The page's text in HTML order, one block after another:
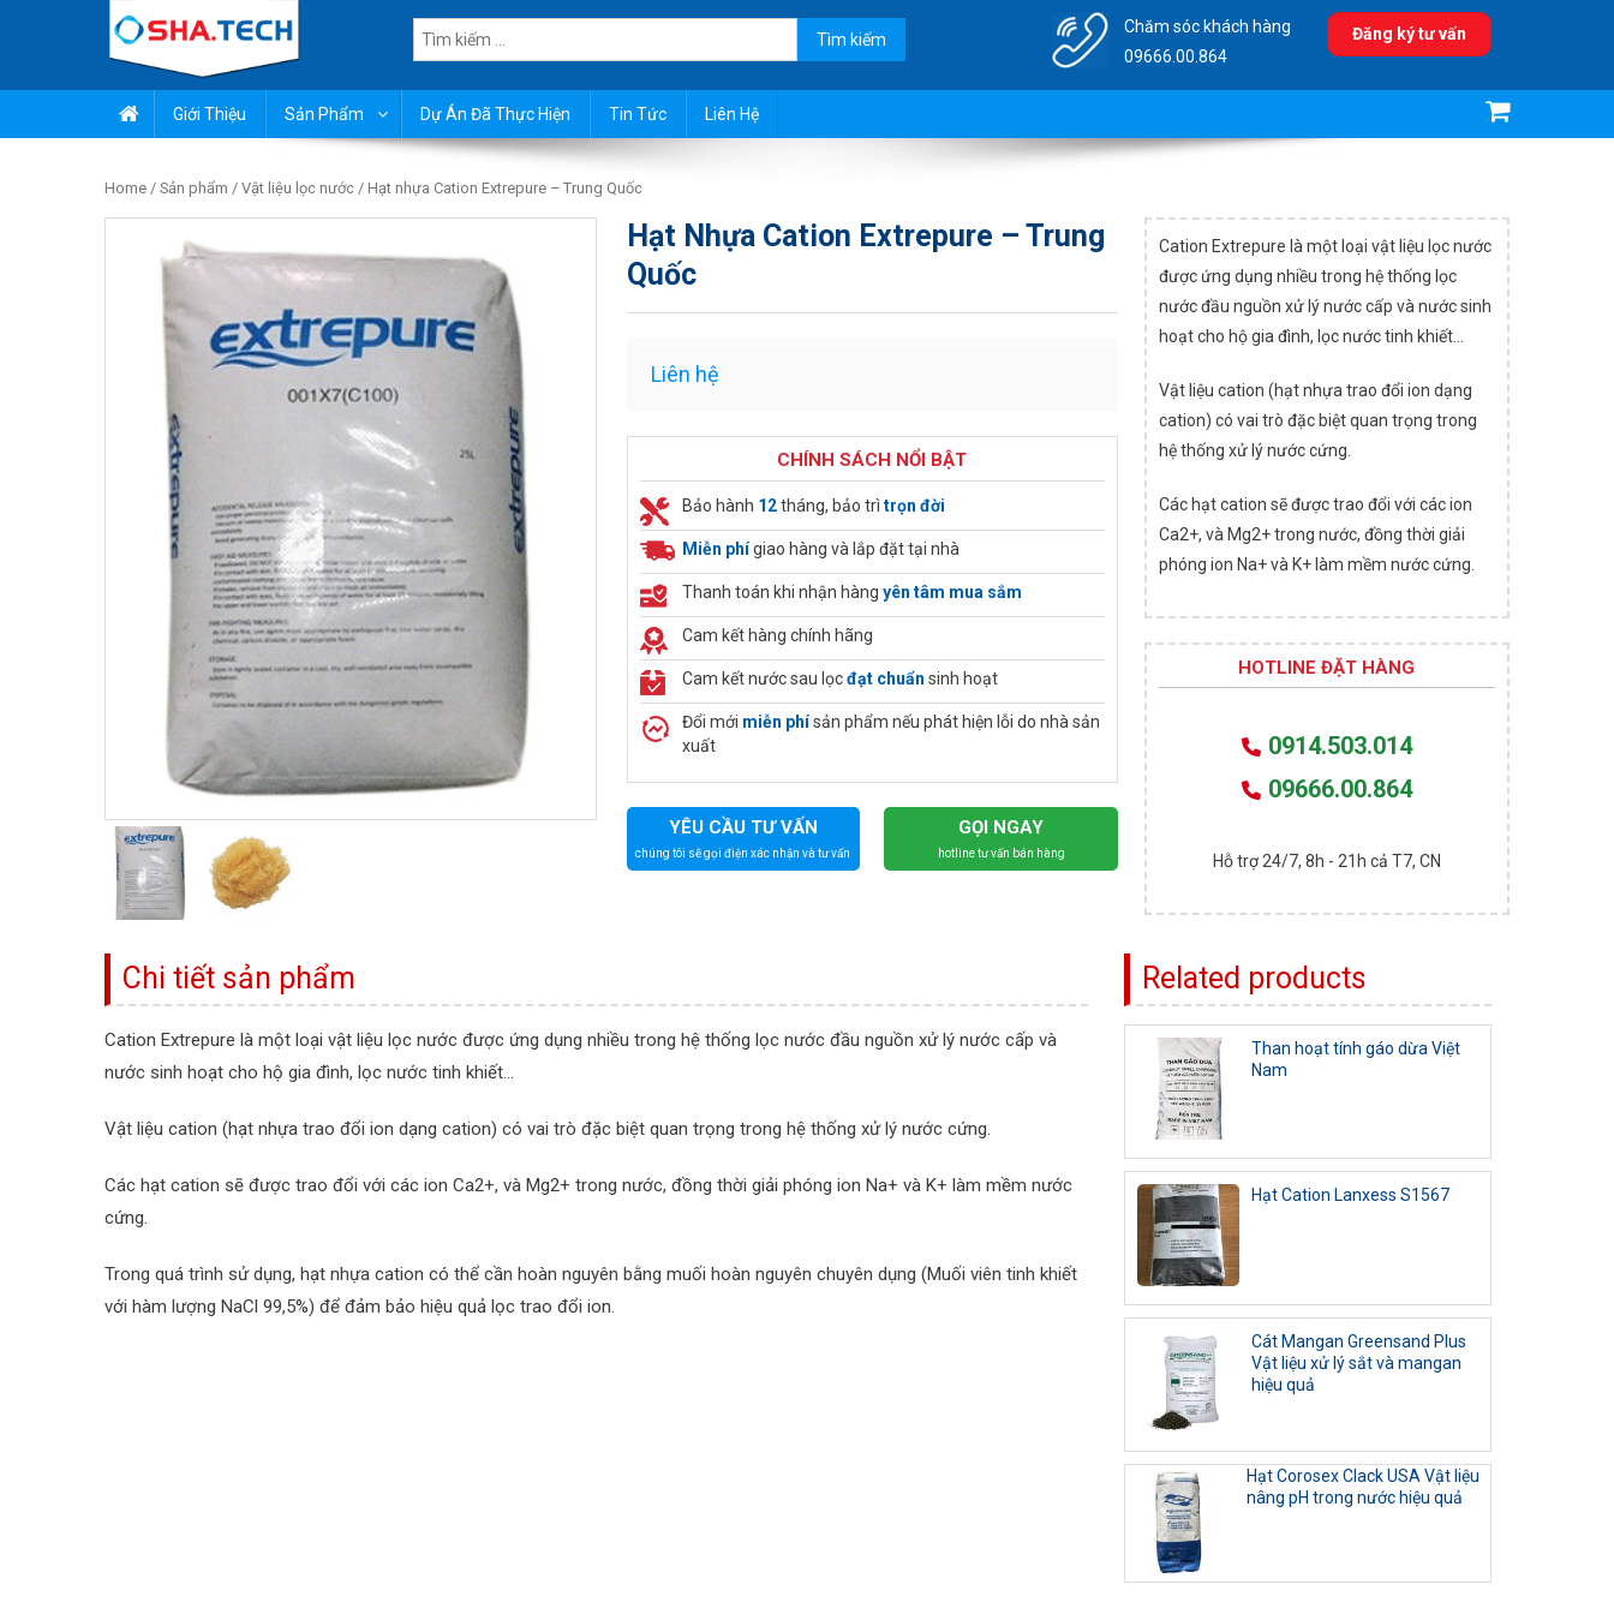
Chuyên lọc nước sinh hoạt đầu nguồn, giếng khoan, xử lý nước thải công nghiệp
Tìm
kiếm
cho:
Chăm sóc khách hàng
09666.00.864
Đăng ký tư vấn
Giới Thiệu Sản Phẩm Dự Án Đã Thực Hiện Tin Tức Liên Hệ
Home / Sản phẩm / Vật liệu lọc nước / Hạt nhựa Cation Extrepure – Trung Quốc
Hạt Nhựa Cation Extrepure – Trung
Quốc
Liên hệ
CHÍNH SÁCH NỔI BẬT
Bảo hành 12tháng, bảo trì trọn đời
Miễn phígiao hàng và lắp đặt tại nhà
Thanh toán khi nhận hàng yên tâm mua sắm
Cam kết hàng chính hãng
Cam kết nước sau lọcđạt chuẩn sinh hoạt
Đổi mới miễn phísản phẩm nếu phát hiện lỗi do nhà sản
xuất
YÊU CẦU TƯ VẤN
chúng tôi sẽ gọi điện xác nhận và tư vấn
GỌI NGAY
hotline tư vấn bán hàng
Cation Extrepure là một loại vật liệu lọc nước
được ứng dụng nhiều trong hệ thống lọc
nước đầu nguồn xử lý nước cấp và nước sinh
hoạt cho hộ gia đình, lọc nước tinh khiết…
Vật liệu cation (hạt nhựa trao đổi ion dạng
cation) có vai trò đặc biệt quan trọng trong
hệ thống xử lý nước cứng.
Các hạt cation sẽ được trao đổi với các ion
Ca2+, và Mg2+ trong nước, đồng thời giải
phóng ion Na+ và K+ làm mềm nước cứng.
HOTLINE ĐẶT HÀNG
0914.503.014
09666.00.864
Hỗ trợ 24/7, 8h - 21h cả T7, CN
Chi tiết sản phẩm
Cation Extrepure là một loại vật liệu lọc nước được ứng dụng nhiều trong hệ thống lọc nước đầu nguồn xử lý nước cấp và
nước sinh hoạt cho hộ gia đình, lọc nước tinh khiết…
Vật liệu cation (hạt nhựa trao đổi ion dạng cation) có vai trò đặc biệt quan trọng trong hệ thống xử lý nước cứng.
Các hạt cation sẽ được trao đổi với các ion Ca2+, và Mg2+ trong nước, đồng thời giải phóng ion Na+ và K+ làm mềm nước
cứng.
Trong quá trình sử dụng, hạt nhựa cation có thể cần hoàn nguyên bằng muối hoàn nguyên chuyên dụng (Muối viên tinh khiết
với hàm lượng NaCl 99,5%) để đảm bảo hiệu quả lọc trao đổi ion.
Related products
Than hoạt tính gáo dừa Việt
Nam
Hạt Cation Lanxess S1567
Cát Mangan Greensand Plus
Vật liệu xử lý sắt và mangan
hiệu quả
Hạt Corosex Clack USA Vật liệu
nâng pH trong nước hiệu quả